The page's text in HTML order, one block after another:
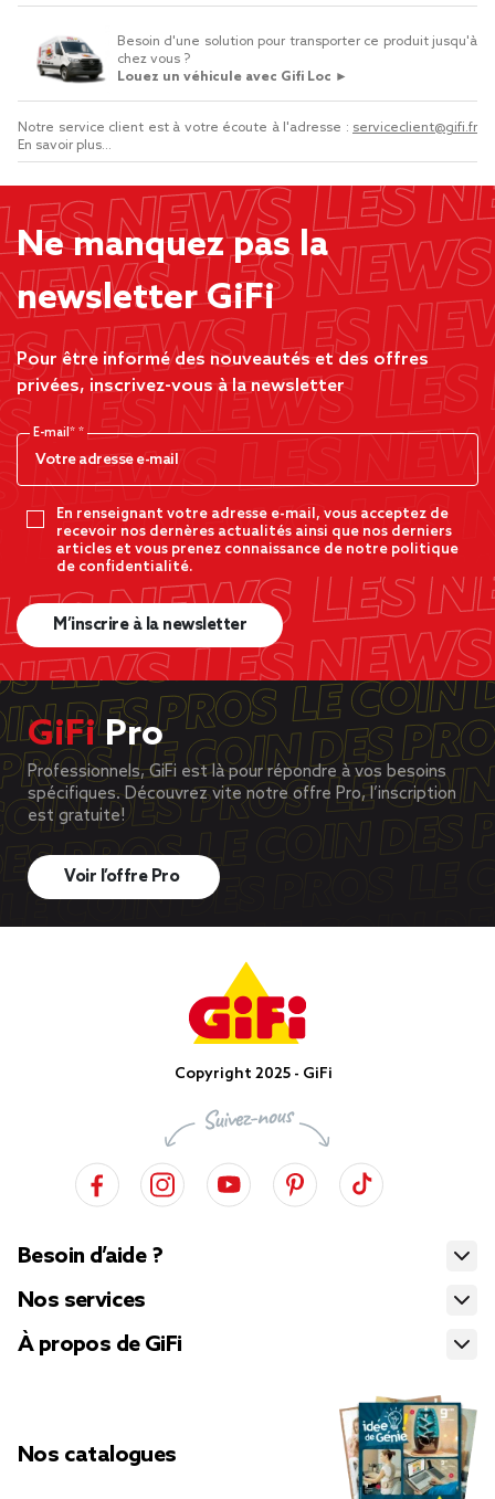
Besoin d'une solution pour transporter ce produit jusqu'à
chez vous ?
Louez un véhicule avec Gifi Loc ►
Notre service client est à votre écoute à l'adresse : serviceclient@gifi.fr
En savoir plus...
Ne manquez pas la
newsletter GiFi
Pour être informé des nouveautés et des offres
privées, inscrivez-vous à la newsletter
E-mail*
En renseignant votre adresse e-mail, vous acceptez de
recevoir nos dernères actualités ainsi que nos derniers
articles et vous prenez connaissance de notre politique
de confidentialité.
M’inscrire à la newsletter
GiFiPro
Professionnels, GiFi est là pour répondre à vos besoins
spécifiques. Découvrez vite notre offre Pro, l’inscription
est gratuite!
Voir l’offre Pro
Copyright 2025 - GiFi
Besoin d’aide ?
Nos services
À propos de GiFi
Nos catalogues